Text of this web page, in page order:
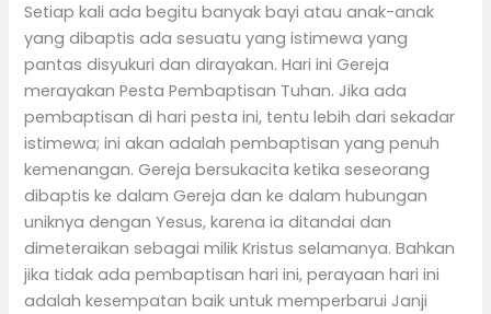
Setiap kali ada begitu banyak bayi atau anak-anak
yang dibaptis ada sesuatu yang istimewa yang
pantas disyukuri dan dirayakan. Hari ini Gereja
merayakan Pesta Pembaptisan Tuhan. Jika ada
pembaptisan di hari pesta ini, tentu lebih dari sekadar
istimewa; ini akan adalah pembaptisan yang penuh
kemenangan. Gereja bersukacita ketika seseorang
dibaptis ke dalam Gereja dan ke dalam hubungan
uniknya dengan Yesus, karena ia ditandai dan
dimeteraikan sebagai milik Kristus selamanya. Bahkan
jika tidak ada pembaptisan hari ini, perayaan hari ini
adalah kesempatan baik untuk memperbarui Janji